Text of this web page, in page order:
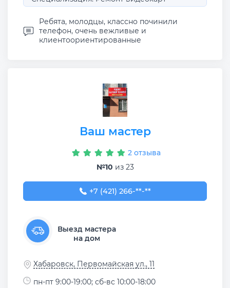
Ребята, молодцы, классно починили
телефон, очень вежливые и
клиентоориентированные
Ваш мастер
2 отзыва
№10 из 23
+7 (421) 266-42-55
+7 (421) 266-**-**
Выезд мастера
на дом
Хабаровск, Первомайская ул., 11
пн-пт 9:00-19:00; сб-вс 10:00-18:00